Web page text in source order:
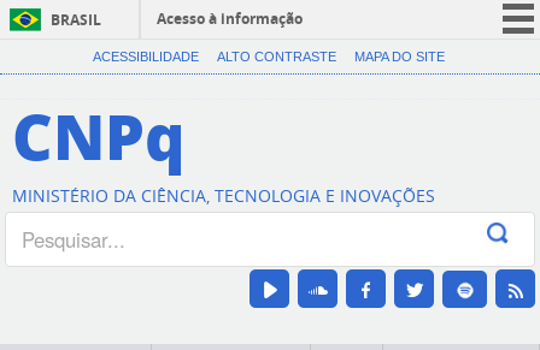
BRASIL
Acesso à informação
CORONAVÍRUS (COVID-19)
Canais
ACESSIBILIDADE ALTO CONTRASTE MAPA DO SITE
CNPq
MINISTÉRIO DA CIÊNCIA, TECNOLOGIA E INOVAÇÕES